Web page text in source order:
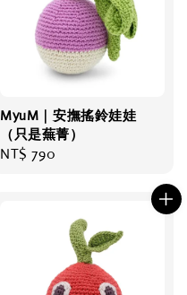
MyuM｜安撫搖鈴娃娃
（只是蕪菁）
Regular
NT$ 790